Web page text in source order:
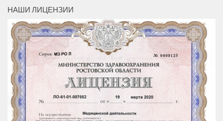
НАШИ ЛИЦЕНЗИИ